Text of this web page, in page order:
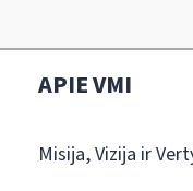
APIE VMI
Misija, Vizija ir